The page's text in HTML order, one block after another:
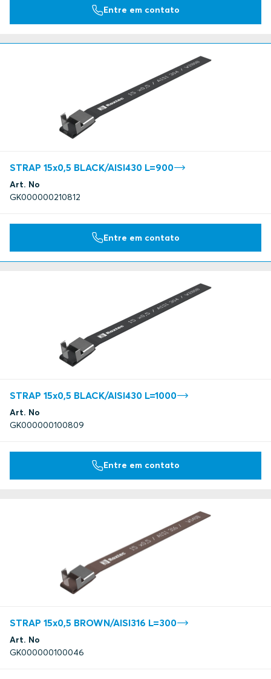
Entre em contato
STRAP 15x0,5 BLACK/AISI430 L=900
Art. No
GK000000210812
Entre em contato
STRAP 15x0,5 BLACK/AISI430 L=1000
Art. No
GK000000100809
Entre em contato
STRAP 15x0,5 BROWN/AISI316 L=300
Art. No
GK000000100046